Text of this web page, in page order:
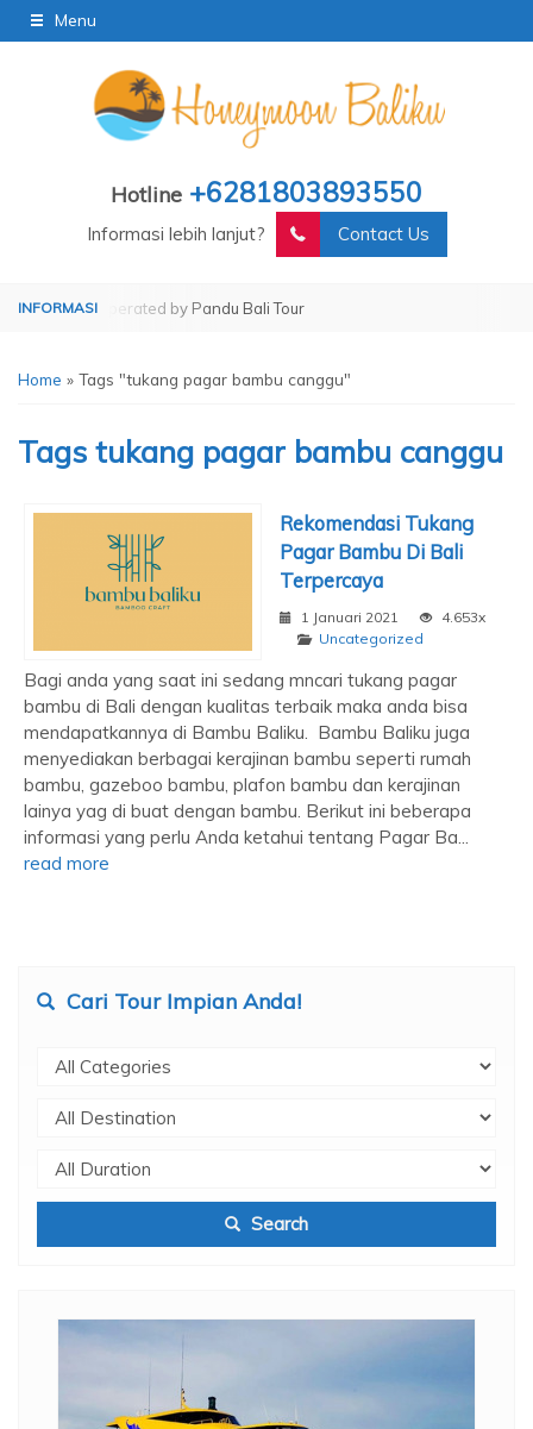
Menu
Hotline +6281803893550
Informasi lebih lanjut? Contact Us
Tour Operated by Pandu Bali Tour
Home » Tags "tukang pagar bambu canggu"
Tags tukang pagar bambu canggu
Rekomendasi Tukang
Pagar Bambu Di Bali
Terpercaya
1 Januari 2021
4.653x
Uncategorized
Bagi anda yang saat ini sedang mncari tukang pagar
bambu di Bali dengan kualitas terbaik maka anda bisa
mendapatkannya di Bambu Baliku. Bambu Baliku juga
menyediakan berbagai kerajinan bambu seperti rumah
bambu, gazeboo bambu, plafon bambu dan kerajinan
lainya yag di buat dengan bambu. Berikut ini beberapa
informasi yang perlu Anda ketahui tentang Pagar Ba...
read more
Cari Tour Impian Anda!
Search